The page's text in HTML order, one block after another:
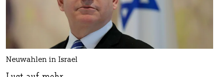
Neuwahlen in Israel